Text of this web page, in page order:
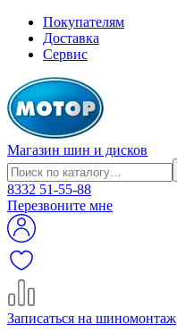
Покупателям
Доставка
Сервис
Магазин шин и дисков
8332 51-55-88
Перезвоните мне
Записаться на шиномонтаж